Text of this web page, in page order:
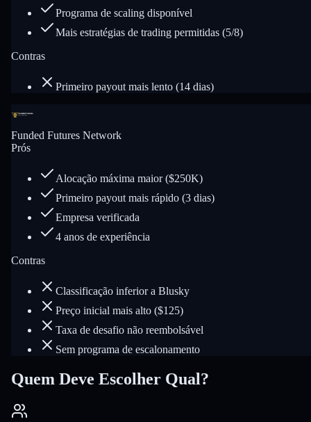
Programa de scaling disponível
Mais estratégias de trading permitidas (5/8)
Contras
Primeiro payout mais lento (14 dias)
Funded Futures Network
Prós
Alocação máxima maior ($250K)
Primeiro payout mais rápido (3 dias)
Empresa verificada
4 anos de experiência
Contras
Classificação inferior a Blusky
Preço inicial mais alto ($125)
Taxa de desafio não reembolsável
Sem programa de escalonamento
Quem Deve Escolher Qual?